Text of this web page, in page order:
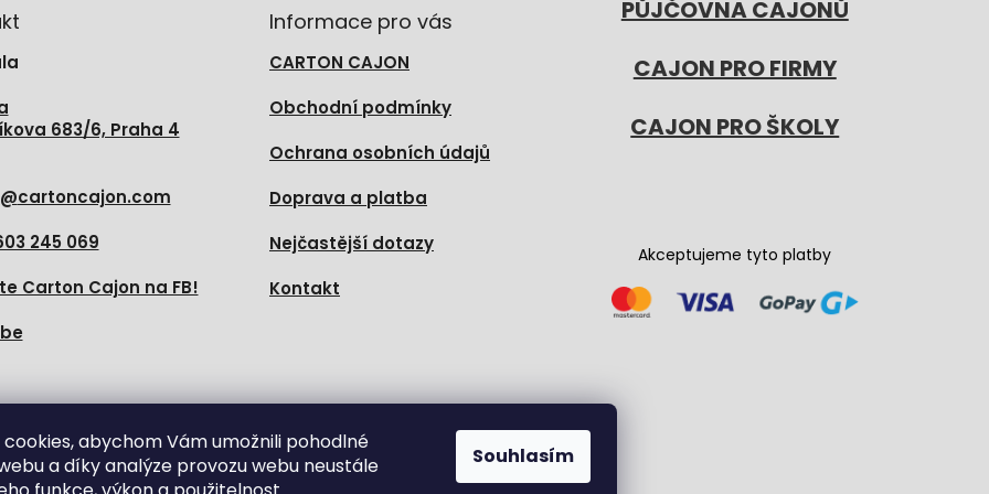
abychom Vám umožnili pohodlné
a díky analýze provozu webu neustále
Souhlasím
683/6, Praha 4
@cartoncajon.com
245 069
Carton Cajon na FB!
Informace pro vás
CARTON CAJON
Obchodní podmínky
Ochrana osobních údajů
Doprava a platba
Nejčastější dotazy
Kontakt
PŮJČOVNA CAJONŮ
CAJON PRO FIRMY
CAJON PRO ŠKOLY
Akceptujeme tyto platby